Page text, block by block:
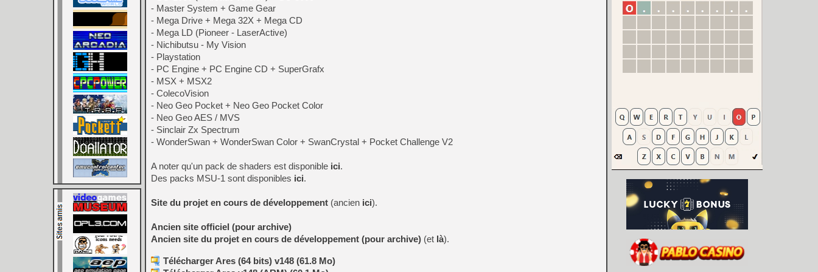
- Master System + Game Gear
- Mega Drive + Mega 32X + Mega CD
- Mega LD (Pioneer - LaserActive)
- Nichibutsu - My Vision
- Playstation
- PC Engine + PC Engine CD + SuperGrafx
- MSX + MSX2
- ColecoVision
- Neo Geo Pocket + Neo Geo Pocket Color
- Neo Geo AES / MVS
- Sinclair Zx Spectrum
- WonderSwan + WonderSwan Color + SwanCrystal + Pocket Challenge V2
A noter qu'un pack de shaders est disponible ici.
Des packs MSU-1 sont disponibles ici.
Site du projet en cours de développement (ancien ici).
Ancien site officiel (pour archive)
Ancien site du projet en cours de développement (pour archive) (et là).
Télécharger Ares (64 bits) v148 (61.8 Mo)